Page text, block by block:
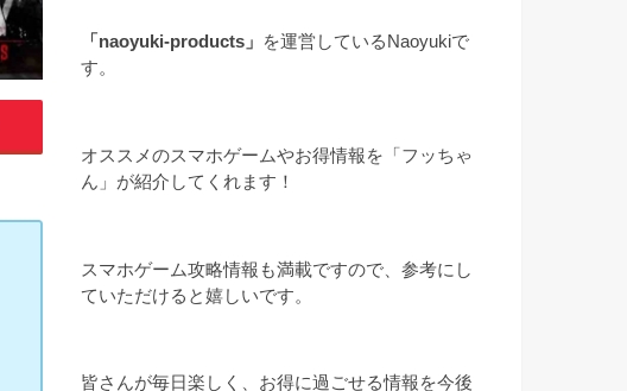
「naoyuki-products」
を運営しているNaoyukiで
す。
オススメのスマホゲームやお得情報を「フッちゃ
ん」が紹介してくれます！
スマホゲーム攻略情報も満載ですので、参考にし
ていただけると嬉しいです。
皆さんが毎日楽しく、お得に過ごせる情報を今後